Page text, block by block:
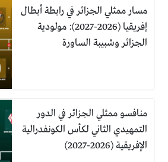
مسار ممثلي الجزائر في رابطة أبطال
إفريقيا (2026-2027): مولودية
الجزائر وشبيبة الساورة
منافسو ممثلي الجزائر في الدور
التمهيدي الثاني لكأس الكونفدرالية
الإفريقية (2026-2027)